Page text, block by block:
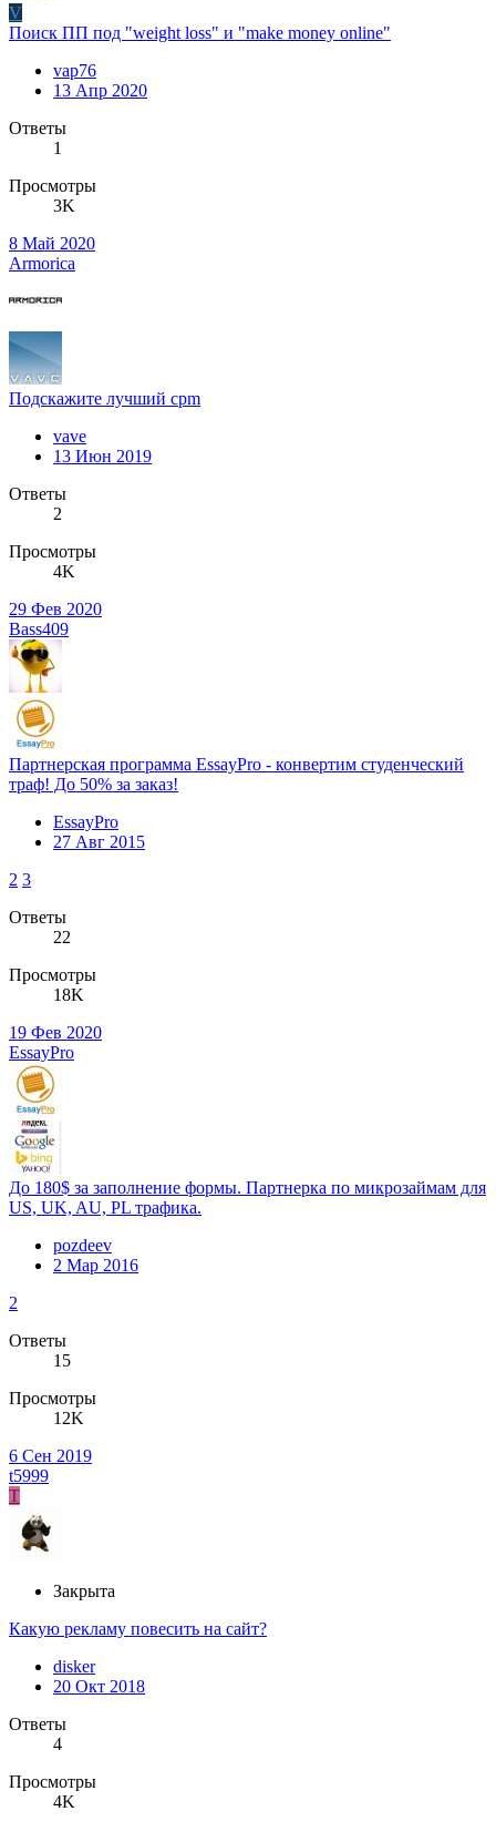
V
Поиск ПП под "weight loss" и "make money online"
vap76
13 Апр 2020
Ответы
1
Просмотры
3K
8 Май 2020
Armorica
Подскажите лучший cpm
vave
13 Июн 2019
Ответы
2
Просмотры
4K
29 Фев 2020
Bass409
Партнерская программа EssayPro - конвертим студенческий
траф! До 50% за заказ!
EssayPro
27 Авг 2015
2 3
Ответы
22
Просмотры
18K
19 Фев 2020
EssayPro
До 180$ за заполнение формы. Партнерка по микрозаймам для
US, UK, AU, PL трафика.
pozdeev
2 Мар 2016
2
Ответы
15
Просмотры
12K
6 Сен 2019
t5999
T
Закрыта
Какую рекламу повесить на сайт?
disker
20 Окт 2018
Ответы
4
Просмотры
4K